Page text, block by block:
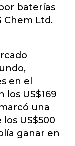
baterías
Chem Ltd.
en el
US$169
una
US$500
ganar en